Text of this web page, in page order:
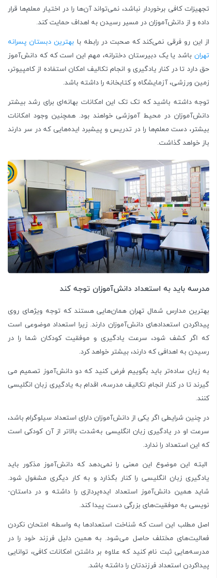
تجهیزات کافی برخوردار نباشد، نمی‌­تواند آن­‌ها را در اختیار معلم‌­ها قرار
داده و از دانش­‌آموزان در مسیر رسیدن به اهداف حمایت کند.
از این رو فرقی نمی‌­کند که صحبت در رابطه با بهترین دبستان پسرانه
تهران باشد یا یک دبیرستان دخترانه، مهم این است که که دانش‌­آموز
حق دارد تا در کنار یادگیری و انجام تکالیف امکان استفاده از کامپیوتر،
زمین ورزشی، آزمایشگاه و کتابخانه را داشته باشد.
توجه داشته باشید که تک­ تک این امکانات بهانه‌­ای برای رشد بیشتر
دانش­‌آموزان در محیط آموزشی خواهند بود. همچنین وجود امکانات
بیشتر، دست معلم­‌ها را در تدریس و پیش­برد ایده‌­هایی که در سر دارند
باز خواهد گذاشت.
مدرسه باید به استعداد دانش‌­آموزان توجه کند
بهترین مدارس شمال تهران همان­‌هایی هستند که توجه ویژه­ای روی
پیداکردن استعدادهای دانش‌­آموزان دارند. زیرا استعداد موضوعی است
که اگر کشف شود، سرعت یادگیری و موفقیت کودکان شما را در
رسیدن به اهدافی که دارند، بیشتر خواهد کرد.
به زبان ساده‌­تر باید بگوییم فرض کنید که دو دانش‌­آموز تصمیم می­‌
گیرند تا در کنار انجام تکالیف مدرسه، اقدام به یادگیری زبان انگلیسی
کنند.
در چنین شرایطی اگر یکی از دانش‌­آموزان دارای استعداد سیلوگرام باشد،
سرعت او در یادگیری زبان انگلیسی به­‌شدت بالاتر از آن کودکی است
که این استعداد را ندارد.
البته این موضوع این معنی را نمی‌­دهد که دانش­‌آموز مذکور باید
یادگیری زبان انگلیسی را کنار بگذارد و به کار دیگری مشغول شود.
شاید همین دانش‌­آموز استعداد ایده­‌پردازی را داشته و در داستان‌­
نویسی به موفقیت‌­های بزرگی دست پیدا کند.
اصل مطلب این است که شناخت استعدادها به‌­ واسطه امتحان‌ ن­کردن
فعالیت­‌های مختلف حاصل می‌­شود. به همین دلیل فرزند خود را در
مدرسه‌ه­ایی ثبت نام کنید که علاوه بر داشتن امکانات کافی، توانایی
پیداکردن استعداد فرزندتان را داشته باشد.